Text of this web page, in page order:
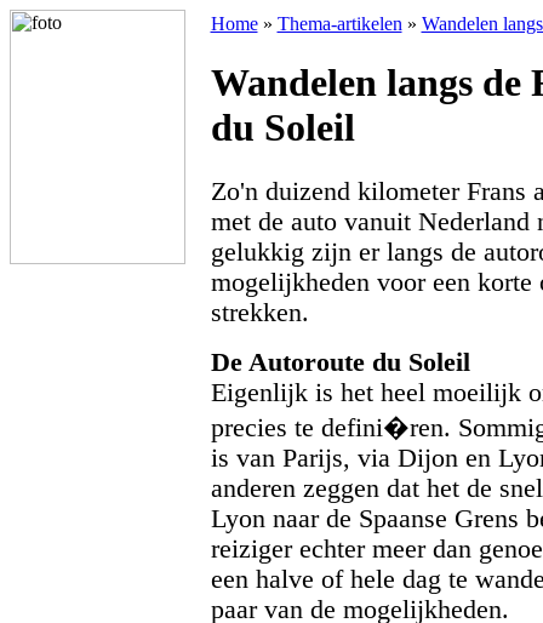
Home» Thema-artikelen » Wandelen
Wandelen langs de
du Soleil
Zo'n duizend kilometer Frans
met de auto vanuit Nederland
gelukkig zijn er langs de
mogelijkheden voor een korte
strekken.
De Autoroute du Soleil
Eigenlijk is het heel moeilijk
precies te defini�ren.
is van Parijs, via Dijon en
anderen zeggen dat het de
Lyon naar de Spaanse Grens
reiziger echter meer dan
een halve of hele dag te
paar van de mogelijkheden.